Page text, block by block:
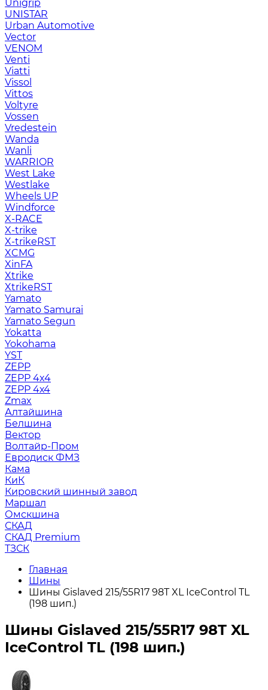
Unigrip
UNISTAR
Urban Automotive
Vector
VENOM
Venti
Viatti
Vissol
Vittos
Voltyre
Vossen
Vredestein
Wanda
Wanli
WARRIOR
West Lake
Westlake
Wheels UP
Windforce
X-RACE
X-trike
X-trikeRST
XCMG
XinFA
Xtrike
XtrikeRST
Yamato
Yamato Samurai
Yamato Segun
Yokatta
Yokohama
YST
ZEPP
ZEPP 4x4
ZEPP 4х4
Zmax
Алтайшина
Белшина
Вектор
Волтайр-Пром
Евродиск ФМЗ
Кама
КиК
Кировский шинный завод
Маршал
Омскшина
СКАД
СКАД Premium
ТЗСК
Главная
Шины
Шины Gislaved 215/55R17 98T XL IceControl TL
(198 шип.)
Шины Gislaved 215/55R17 98T XL
IceControl TL (198 шип.)